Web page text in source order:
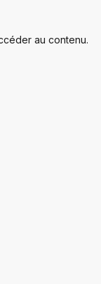
au contenu.